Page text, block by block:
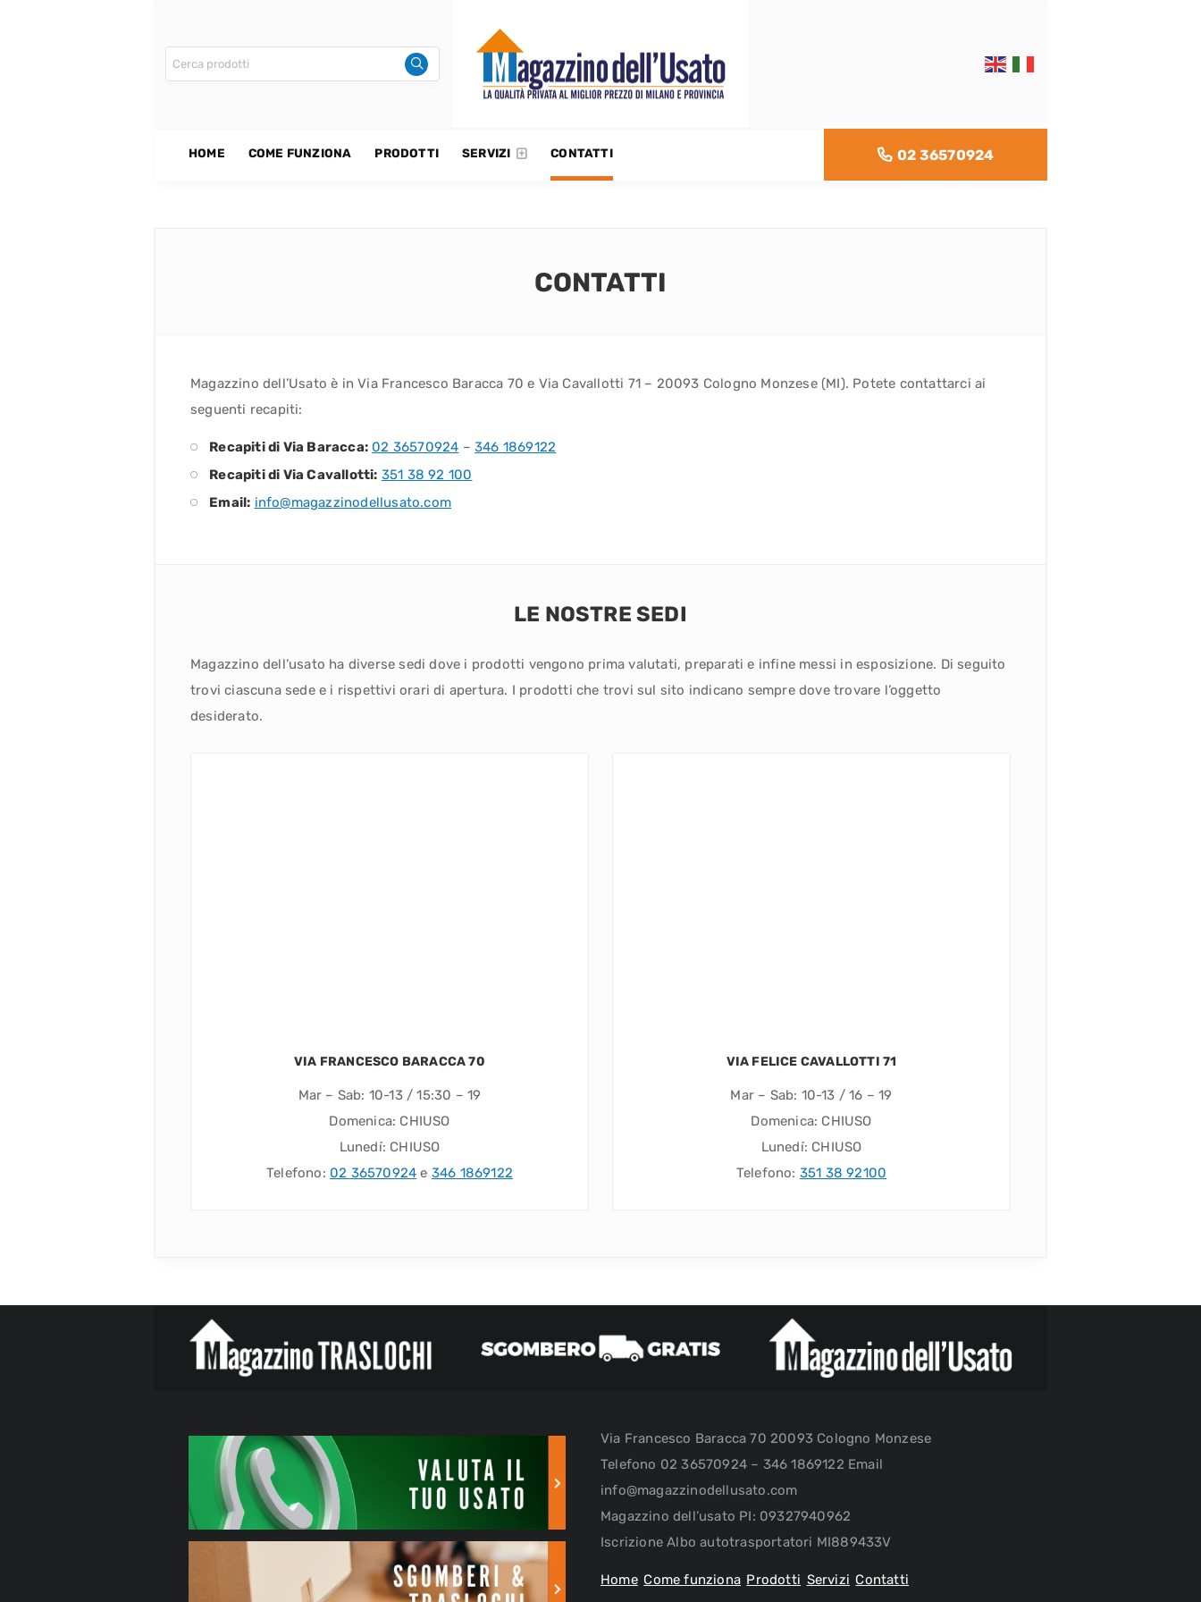
HOME COME FUNZIONA PRODOTTI SERVIZI CONTATTI 02 36570924
CONTATTI
Magazzino dell’Usato è in Via Francesco Baracca 70 e Via Cavallotti 71 – 20093 Cologno Monzese (MI). Potete contattarci ai
seguenti recapiti:
Recapiti di Via Baracca: 02 36570924 –346 1869122
Recapiti di Via Cavallotti: 351 38 92 100
Email: info@magazzinodellusato.com
LE NOSTRE SEDI
Magazzino dell’usato ha diverse sedi dove i prodotti vengono prima valutati, preparati e infine messi in esposizione. Di seguito
trovi ciascuna sede e i rispettivi orari di apertura. I prodotti che trovi sul sito indicano sempre dove trovare l’oggetto
desiderato.
VIA FRANCESCO BARACCA 70
Mar – Sab: 10-13 / 15:30 – 19
Domenica: CHIUSO
Lunedí: CHIUSO
Telefono: 02 36570924 e 346 1869122
VIA FELICE CAVALLOTTI 71
Mar – Sab: 10-13 / 16 – 19
Domenica: CHIUSO
Lunedí: CHIUSO
Telefono: 351 38 92100
Via Francesco Baracca 70 20093 Cologno Monzese
Telefono 02 36570924 – 346 1869122 Email
info@magazzinodellusato.com
Magazzino dell’usato PI: 09327940962
Iscrizione Albo autotrasportatori MI889433V
Home Come funziona Prodotti Servizi Contatti